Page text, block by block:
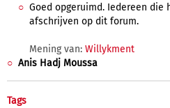
Goed opgeruimd. Iedereen die
afschrijven op dit forum.
Mening van: Willykment
Anis Hadj Moussa
Tags